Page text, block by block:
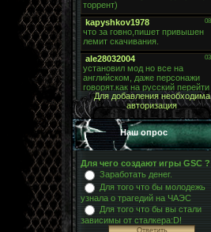
Для добавления необходима
авторизация
Наш опрос
Для чего создают игры GSC ?
Заработать денег.
Для того что бы молодежь
узнала о трагедий на ЧАЭС
Для того что бы вы стали
зависимы от сталкера:D!